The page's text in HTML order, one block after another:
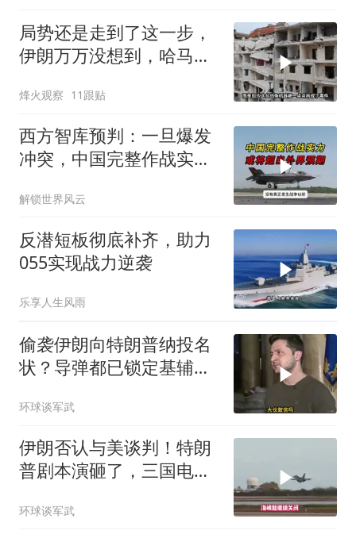
局势还是走到了这一步，
伊朗万万没想到，哈马斯
烽火观察 11跟贴
西方智库预判：一旦爆发
冲突，中国完整作战实力
解锁世界风云
反潜短板彻底补齐，助力
055实现战力逆袭
乐享人生风雨
偷袭伊朗向特朗普纳投名
状？导弹都已锁定基辅才
豪赌到底有多疯？
环球谈军武
伊朗否认与美谈判！特朗
普剧本演砸了，三国电话
环球谈军武